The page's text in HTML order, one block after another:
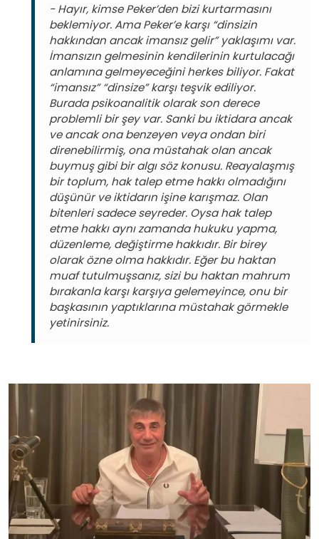
- Hayır, kimse Peker’den bizi kurtarmasını
beklemiyor. Ama Peker’e karşı “dinsizin
hakkından ancak imansız gelir” yaklaşımı var.
İmansızın gelmesinin kendilerinin kurtulacağı
anlamına gelmeyeceğini herkes biliyor. Fakat
“imansız” “dinsize” karşı teşvik ediliyor.
Burada psikoanalitik olarak son derece
problemli bir şey var. Sanki bu iktidara ancak
ve ancak ona benzeyen veya ondan biri
direnebilirmiş, ona müstahak olan ancak
buymuş gibi bir algı söz konusu. Reayalaşmış
bir toplum, hak talep etme hakkı olmadığını
düşünür ve iktidarın işine karışmaz. Olan
bitenleri sadece seyreder. Oysa hak talep
etme hakkı aynı zamanda hukuku yapma,
düzenleme, değiştirme hakkıdır. Bir birey
olarak özne olma hakkıdır. Eğer bu haktan
muaf tutulmuşsanız, sizi bu haktan mahrum
bırakanla karşı karşıya gelemeyince, onu bir
başkasının yaptıklarına müstahak görmekle
yetinirsiniz.